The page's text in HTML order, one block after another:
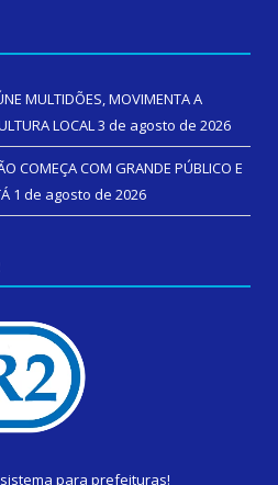
MULTIDÕES, MOVIMENTA A
LOCAL3 de agosto de 2026
COMEÇA COM GRANDE PÚBLICO E
1 de agosto de 2026
sistema para prefeituras!